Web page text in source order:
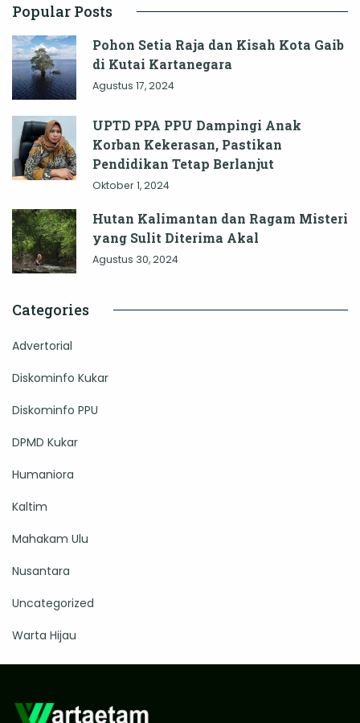
Popular Posts
Pohon Setia Raja dan Kisah Kota Gaib
di Kutai Kartanegara
Agustus 17, 2024
UPTD PPA PPU Dampingi Anak
Korban Kekerasan, Pastikan
Pendidikan Tetap Berlanjut
Oktober 1, 2024
Hutan Kalimantan dan Ragam Misteri
yang Sulit Diterima Akal
Agustus 30, 2024
Categories
Advertorial
Diskominfo Kukar
Diskominfo PPU
DPMD Kukar
Humaniora
Kaltim
Mahakam Ulu
Nusantara
Uncategorized
Warta Hijau